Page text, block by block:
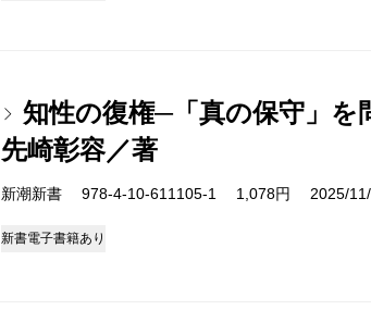
知性の復権─「真の保守」を
先崎彰容／著
新潮新書 978-4-10-611105-1 1,078円 2025/11/
新書電子書籍あり